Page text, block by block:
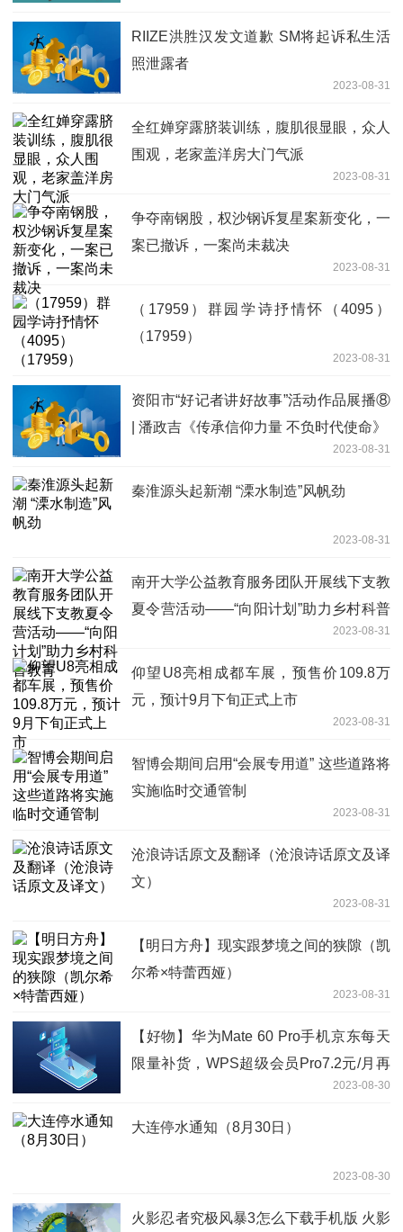
RIIZE洪胜汉发文道歉 SM将起诉私生活
照泄露者
2023-08-31
全红婵穿露脐装训练，腹肌很显眼，众人
围观，老家盖洋房大门气派
2023-08-31
争夺南钢股，权沙钢诉复星案新变化，一
案已撤诉，一案尚未裁决
2023-08-31
（17959）群园学诗抒情怀（4095）
（17959）
2023-08-31
资阳市“好记者讲好故事”活动作品展播⑧
| 潘政吉《传承信仰力量 不负时代使命》
2023-08-31
秦淮源头起新潮 “溧水制造”风帆劲
2023-08-31
南开大学公益教育服务团队开展线下支教
夏令营活动——“向阳计划”助力乡村科普
2023-08-31
仰望U8亮相成都车展，预售价109.8万
元，预计9月下旬正式上市
2023-08-31
智博会期间启用“会展专用道” 这些道路将
实施临时交通管制
2023-08-31
沧浪诗话原文及翻译（沧浪诗话原文及译
文）
2023-08-31
【明日方舟】现实跟梦境之间的狭隙（凯
尔希×特蕾西娅）
2023-08-31
【好物】华为Mate 60 Pro手机京东每天
限量补货，WPS超级会员Pro7.2元/月再
2023-08-30
大连停水通知（8月30日）
2023-08-30
火影忍者究极风暴3怎么下载手机版 火影